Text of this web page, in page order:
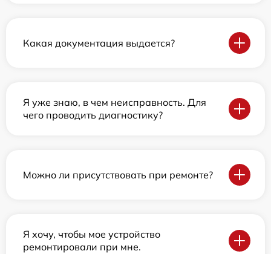
Какая документация выдается?
Я уже знаю, в чем неисправность. Для
чего проводить диагностику?
Можно ли присутствовать при ремонте?
Я хочу, чтобы мое устройство
ремонтировали при мне.